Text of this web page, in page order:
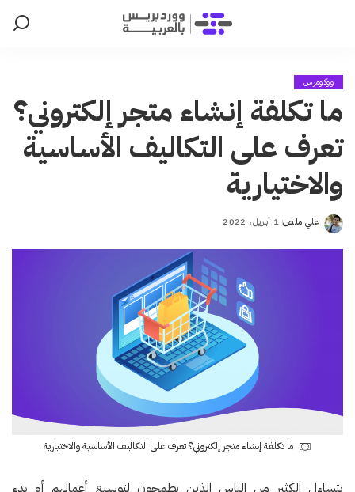
ووكومرس
ما تكلفة إنشاء متجر إلكتروني؟
تعرف على التكاليف الأساسية
والاختيارية
Posted
علي ملص 1 أبريل، 2022
ما تكلفة إنشاء متجر إلكتروني؟ تعرف على التكاليف الأساسية والاختيارية
يتساءل الكثير من الناس الذين يطمحون لتوسيع أعمالهم أو بدء